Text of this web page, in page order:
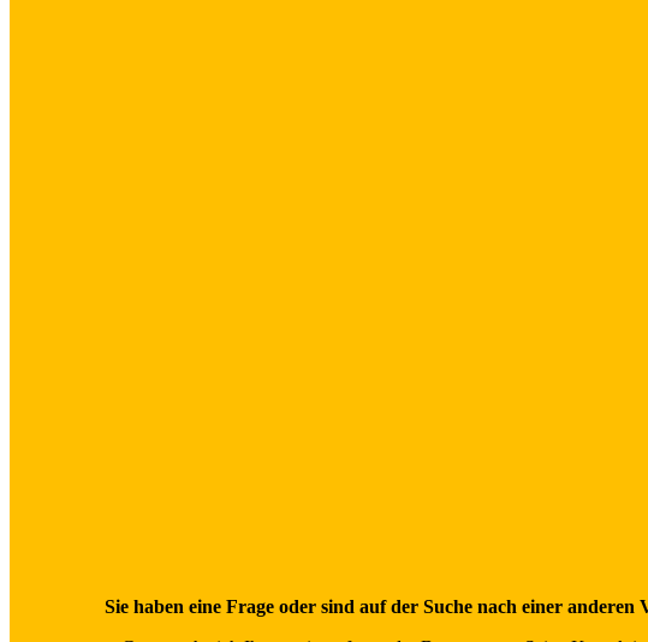
Sie haben eine Frage oder sind auf der Suche nach einer anderen